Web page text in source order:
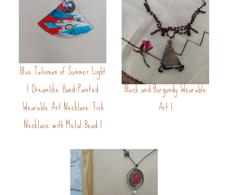
Blue Talisman of Summer Light
| Dreamlike Hand-Painted
Wearable Art Necklace: Fish
Necklace with Metal Bead |
Midnight Bloom Necklace |
Black and Burgundy Wearable
Art |